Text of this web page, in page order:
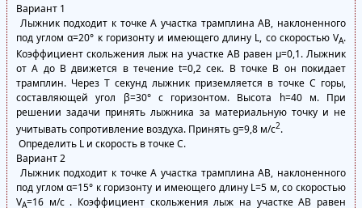
Вариант 1
Лыжник подходит к точке А участка трамплина АВ, наклоненного
под углом α=20° к горизонту и имеющего длину L, со скоростью VA.
Коэффициент скольжения лыж на участке АВ равен μ=0,1. Лыжник
от А до В движется в течение t=0,2 сек. В точке В он покидает
трамплин. Через Т секунд лыжник приземляется в точке С горы,
составляющей угол β=30° с горизонтом. Высота h=40 м. При
решении задачи принять лыжника за материальную точку и не
учитывать сопротивление воздуха. Принять g=9,8 м/с2.
Определить L и скорость в точке С.
Вариант 2
Лыжник подходит к точке А участка трамплина АВ, наклоненного
под углом α=15° к горизонту и имеющего длину L=5 м, со скоростью
VA=16 м/с . Коэффициент скольжения лыж на участке АВ равен